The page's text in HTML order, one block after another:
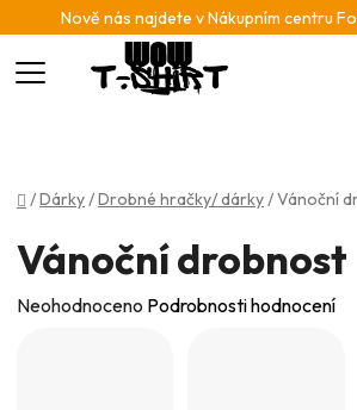
Nově nás najdete v Nákupním centru
Domů
/Dárky/Drobné hračky/ dárky/Vánoční
Vánoční drobnost
Průměrné
Neohodnoceno Podrobnosti hodnocení